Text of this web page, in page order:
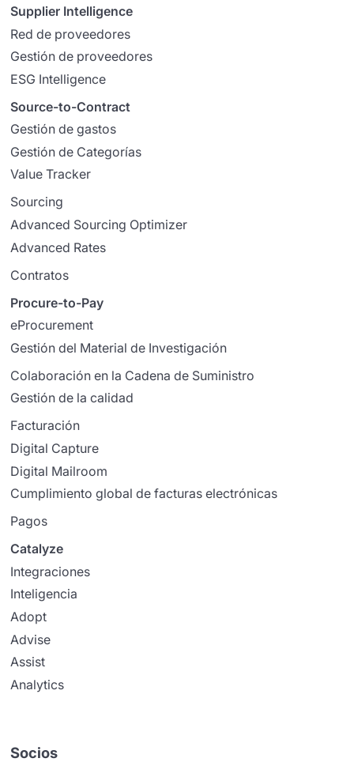
Supplier Intelligence
Red de proveedores
Gestión de proveedores
ESG Intelligence
Source-to-Contract
Gestión de gastos
Gestión de Categorías
Value Tracker
Sourcing
Advanced Sourcing Optimizer
Advanced Rates
Contratos
Procure-to-Pay
eProcurement
Gestión del Material de Investigación
Colaboración en la Cadena de Suministro
Gestión de la calidad
Facturación
Digital Capture
Digital Mailroom
Cumplimiento global de facturas electrónicas
Pagos
Catalyze
Integraciones
Inteligencia
Adopt
Advise
Assist
Analytics
Socios